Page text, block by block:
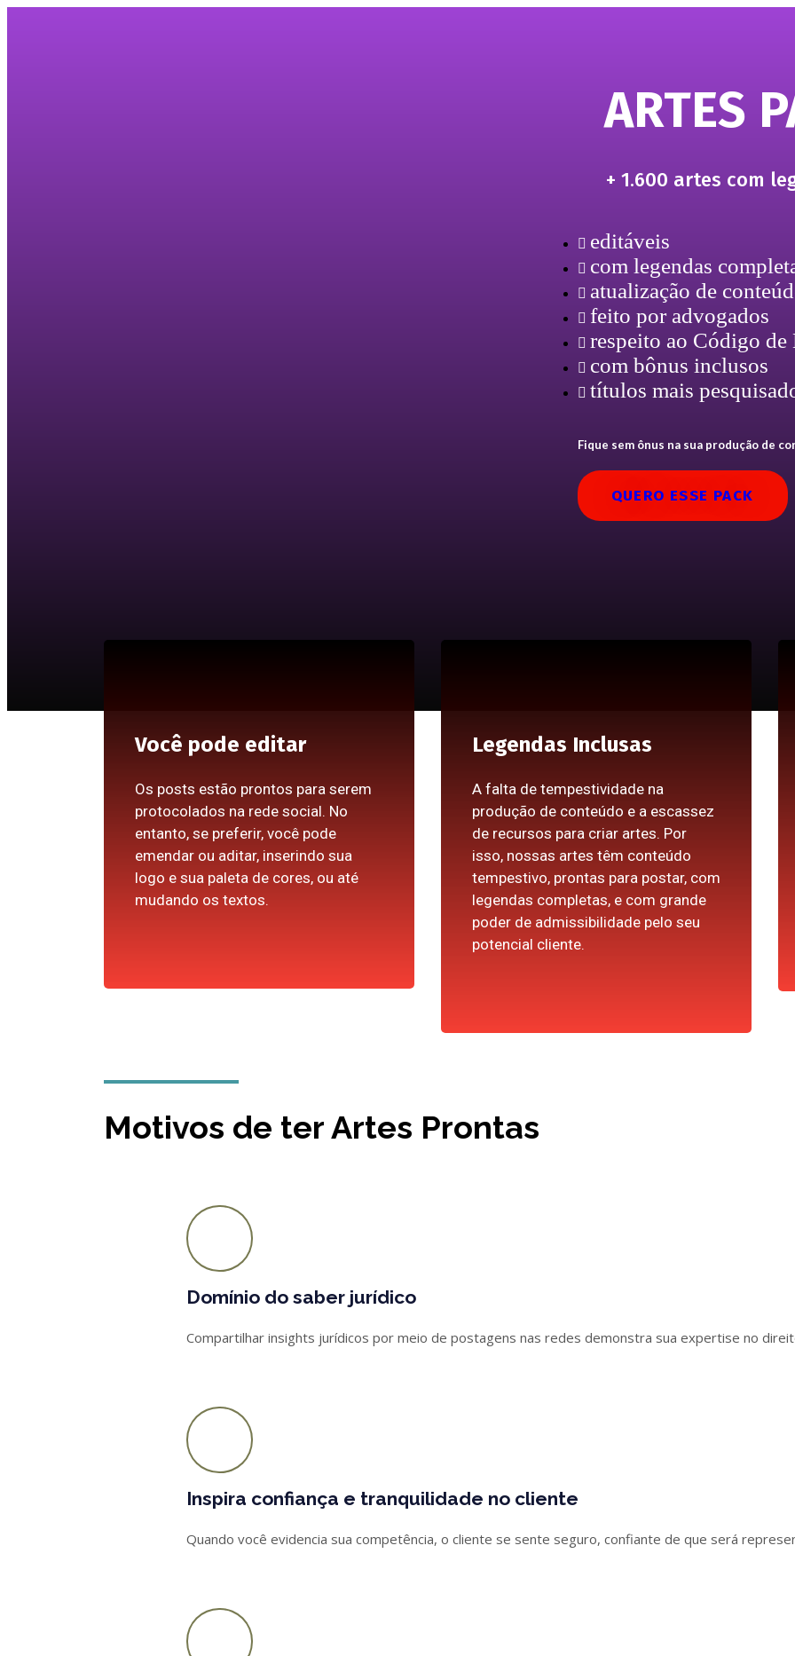
ARTES
+ 1.600 artes com
editáveis
com legendas
atualização de
feito por advogados
respeito ao Código de
com bônus inclusos
títulos mais
Fique sem ônus na sua produção de
QUERO ESSE PACK
Você pode editar
Os posts estão prontos para serem
protocolados na rede social. No
entanto, se preferir, você pode
emendar ou aditar, inserindo sua
logo e sua paleta de cores, ou até
mudando os textos.
Legendas Inclusas
A falta de tempestividade na
produção de conteúdo e a escassez
de recursos para criar artes. Por
isso, nossas artes têm conteúdo
tempestivo, prontas para postar, com
legendas completas, e com grande
poder de admissibilidade pelo seu
potencial cliente.
Motivos de ter Artes Prontas
Domínio do saber jurídico
Compartilhar insights jurídicos por meio de postagens nas redes demonstra sua expertise no
Inspira confiança e tranquilidade no cliente
Quando você evidencia sua competência, o cliente se sente seguro, confiante de que será